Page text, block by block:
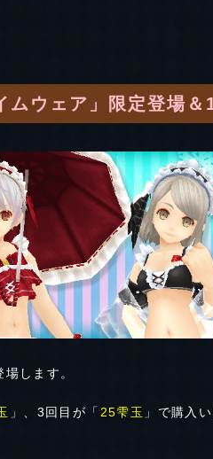
ムウェア」限定登場
します。
」、3回目が「 25雫玉 」で購入